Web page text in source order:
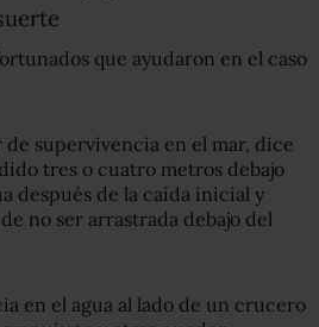
que ayudaron en el caso
supervivencia en el mar, dice
tres o cuatro metros debajo
después de la caída inicial y
no ser arrastrada debajo del
en el agua al lado de un crucero